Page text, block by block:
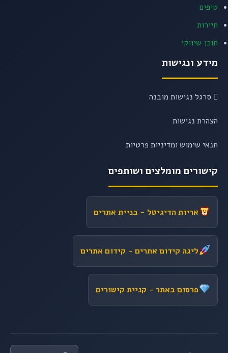
טיפים
תיירות
תוכן שיווקי
מידע ונגישות
סרגל נגישות מובנה
הצהרת נגישות
תנאי שימוש ומדיניות פרטיות
קישורים מומלצים ושותפים
אריות הדיגיטל - בניית אתרים
ליגה קידום אתרים- קידום אתרים
פרסום באתר- קניית קישורים